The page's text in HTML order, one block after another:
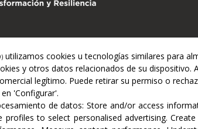
utilizamos cookies u tecnologías similares para
y otros datos relacionados de su dispositivo.
legítimo. Puede retirar su permiso o
'Configurar'.
de datos:Store and/or access
profiles to select personalised advertising.